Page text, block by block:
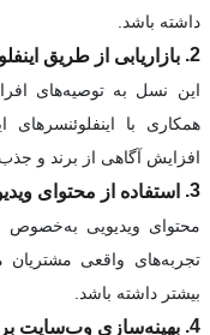
داشته باشد.
2. بازاریابی از طریق
این نسل به توصیه‌های افراد
همکاری با
افزایش آگاهی از برند و
3. استفاده از محتوای
محتوای ویدیویی
تجربه‌های واقعی مشتریان
بیشتر داشته باشد.
4. بهینه‌سازی وب‌سایت